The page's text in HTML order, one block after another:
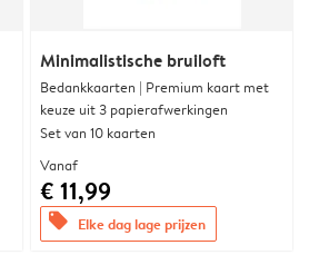
Minimalistische bruiloft
Bedankkaarten | Premium kaart met
keuze uit 3 papierafwerkingen
Set van 10 kaarten
Vanaf
€ 11,99
offers Elke dag lage prijzen